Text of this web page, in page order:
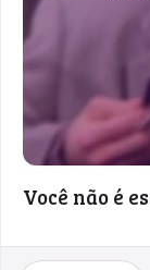
Você não é